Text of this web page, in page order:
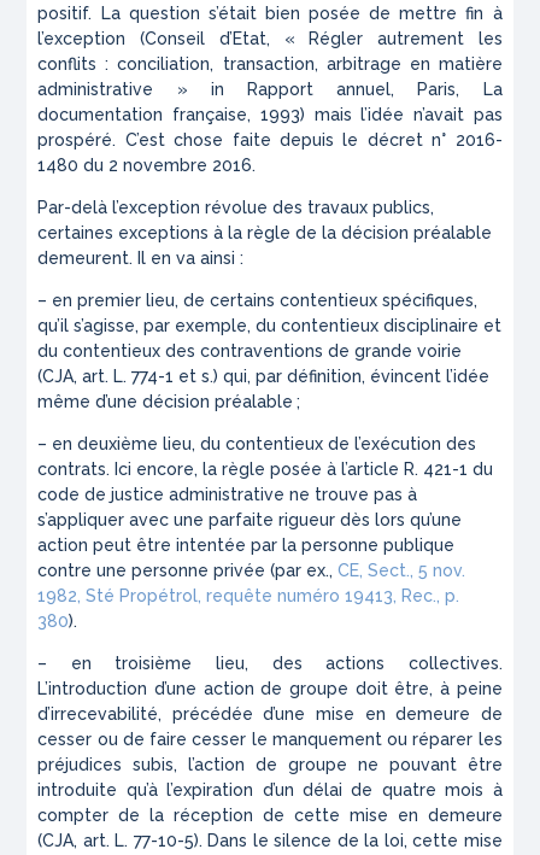
positif. La question s’était bien posée de mettre fin à
l’exception (Conseil d’Etat, « Régler autrement les
conflits : conciliation, transaction, arbitrage en matière
administrative » in Rapport annuel, Paris, La
documentation française, 1993) mais l’idée n’avait pas
prospéré. C’est chose faite depuis le décret n° 2016-
1480 du 2 novembre 2016.
Par-delà l’exception révolue des travaux publics,
certaines exceptions à la règle de la décision préalable
demeurent. Il en va ainsi :
– en premier lieu, de certains contentieux spécifiques,
qu’il s’agisse, par exemple, du contentieux disciplinaire et
du contentieux des contraventions de grande voirie
(CJA, art. L. 774-1 et s.) qui, par définition, évincent l’idée
même d’une décision préalable ;
– en deuxième lieu, du contentieux de l’exécution des
contrats. Ici encore, la règle posée à l’article R. 421-1 du
code de justice administrative ne trouve pas à
s’appliquer avec une parfaite rigueur dès lors qu’une
action peut être intentée par la personne publique
contre une personne privée (par ex.,CE, Sect., 5 nov.
1982, Sté Propétrol, requête numéro 19413, Rec., p.
380).
– en troisième lieu, des actions collectives.
L’introduction d’une action de groupe doit être, à peine
d’irrecevabilité, précédée d’une mise en demeure de
cesser ou de faire cesser le manquement ou réparer les
préjudices subis, l’action de groupe ne pouvant être
introduite qu’à l’expiration d’un délai de quatre mois à
compter de la réception de cette mise en demeure
(CJA, art. L. 77-10-5). Dans le silence de la loi, cette mise